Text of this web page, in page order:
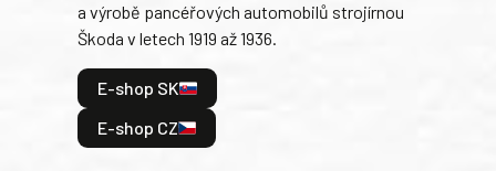
a výrobě pancéřových automobilů strojírnou
Škoda v letech 1919 až 1936.
E-shop SK
E-shop CZ